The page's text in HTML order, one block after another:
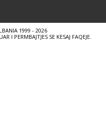
1999 - 2026
I PERMBAJTJES SE KESAJ FAQEJE.